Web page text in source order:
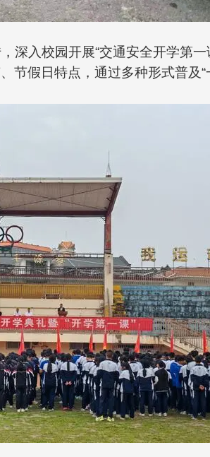
深入校园开展“交通安全开学第
节假日特点，通过多种形式普